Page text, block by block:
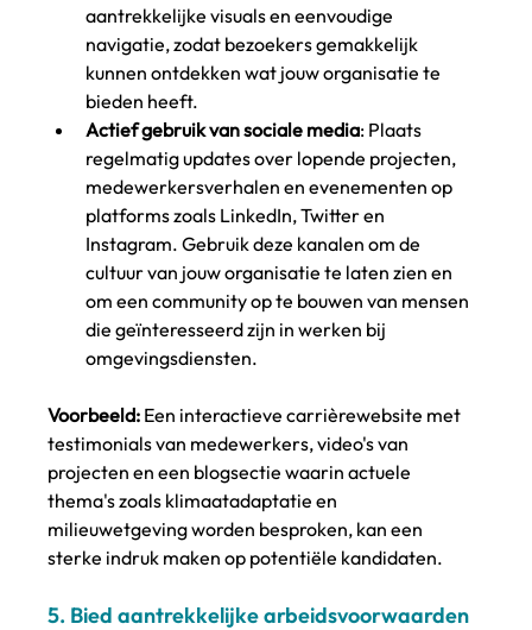
aantrekkelijke visuals en eenvoudige
navigatie, zodat bezoekers gemakkelijk
kunnen ontdekken wat jouw organisatie te
bieden heeft.
Actief gebruik van sociale media: Plaats
regelmatig updates over lopende projecten,
medewerkersverhalen en evenementen op
platforms zoals LinkedIn, Twitter en
Instagram. Gebruik deze kanalen om de
cultuur van jouw organisatie te laten zien en
om een community op te bouwen van mensen
die geïnteresseerd zijn in werken bij
omgevingsdiensten.
Voorbeeld: Een interactieve carrièrewebsite met
testimonials van medewerkers, video's van
projecten en een blogsectie waarin actuele
thema's zoals klimaatadaptatie en
milieuwetgeving worden besproken, kan een
sterke indruk maken op potentiële kandidaten.
5. Bied aantrekkelijke arbeidsvoorwaarden